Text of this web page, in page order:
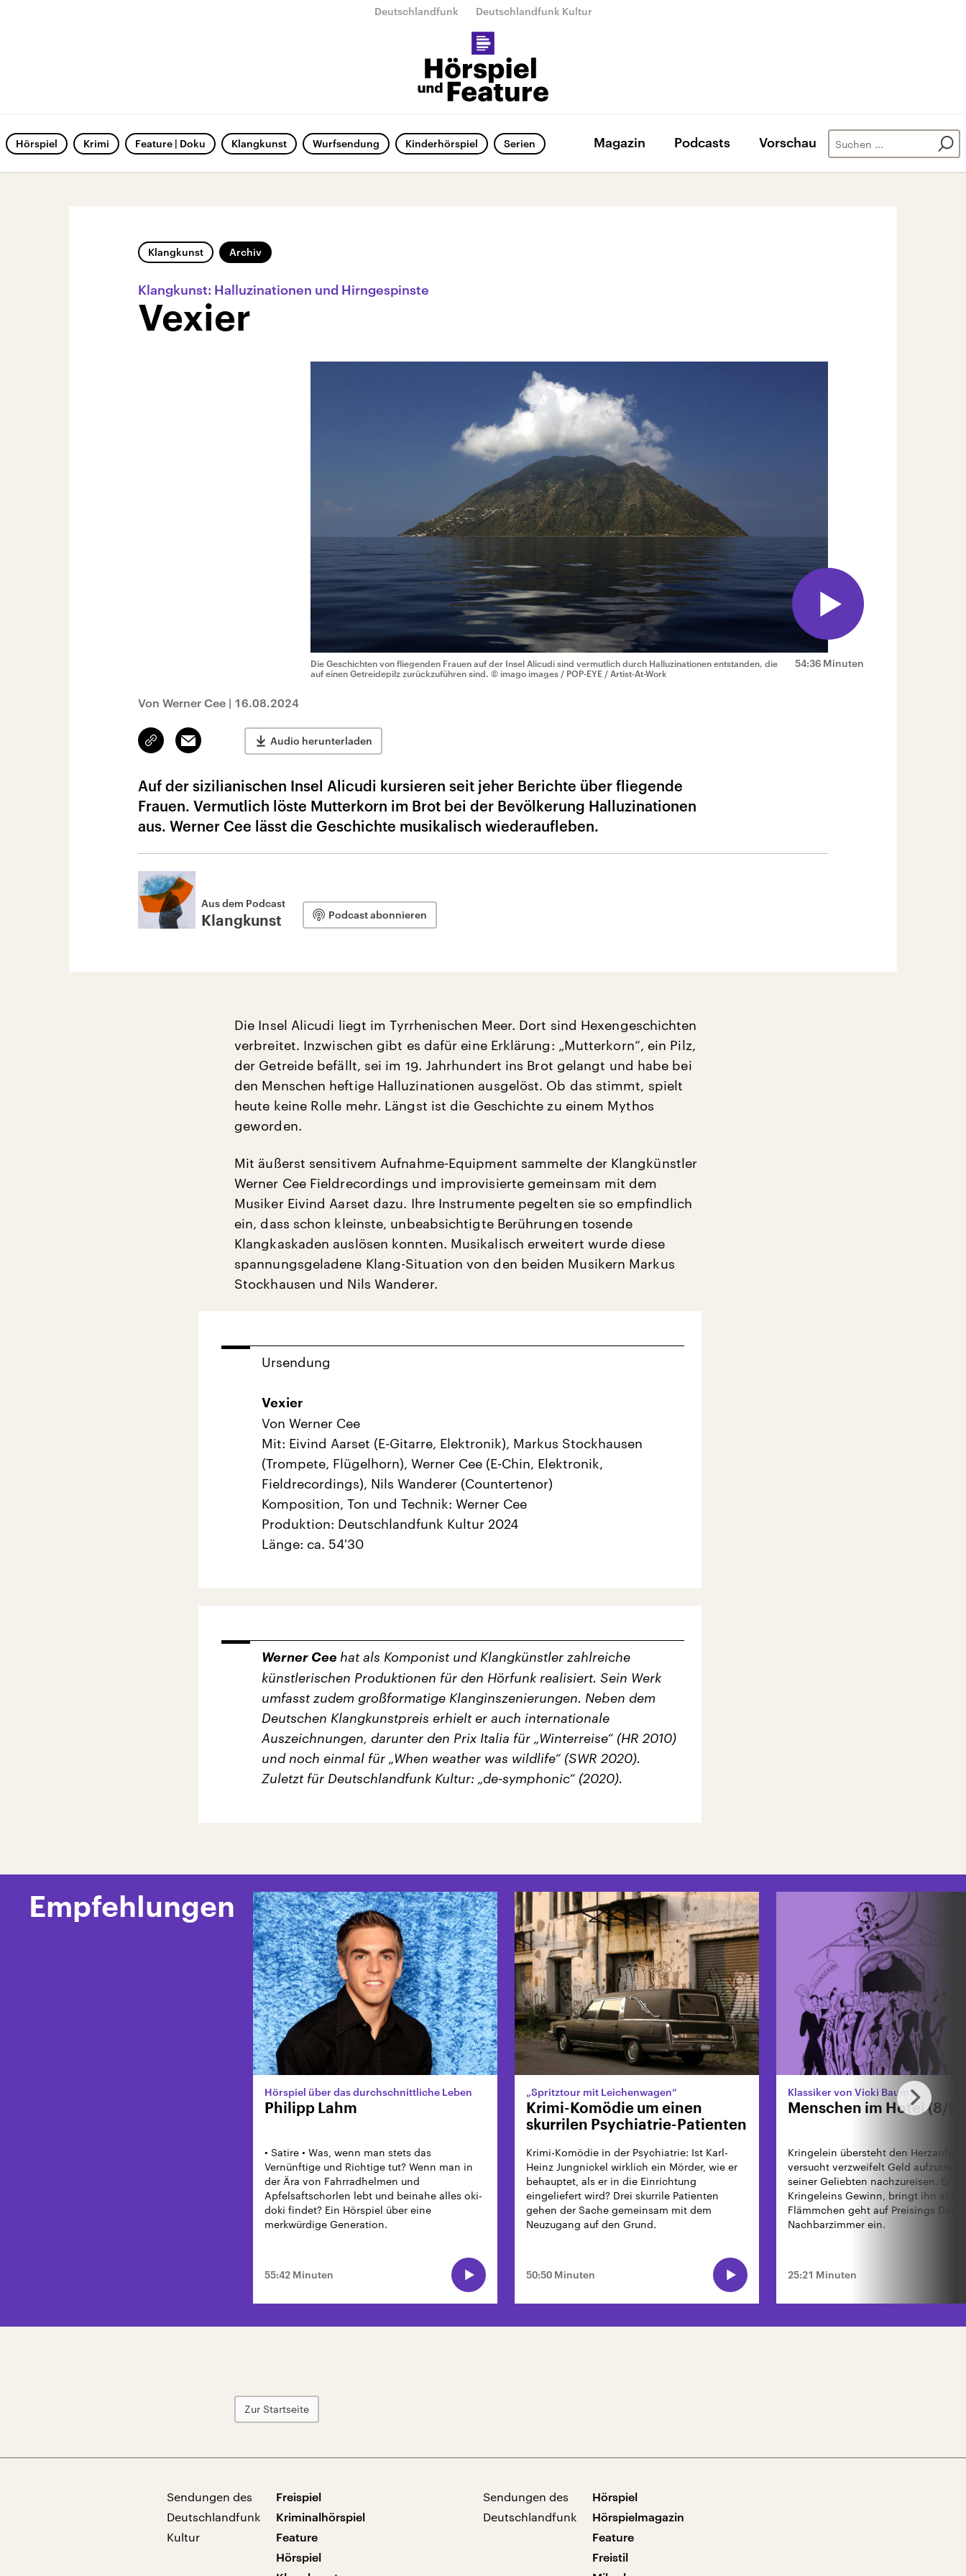
Deutschlandfunk Deutschlandfunk Kultur
Hörspiel Krimi Feature | Doku Klangkunst Wurfsendung Kinderhörspiel Serien Magazin Podcasts Vorschau
Klangkunst Archiv
Klangkunst: Halluzinationen und Hirngespinste
Vexier
54:36 Minuten
Die Geschichten von fliegenden Frauen auf der Insel Alicudi sind vermutlich durch Halluzinationen entstanden, die
auf einen Getreidepilz zurückzuführen sind. © imago images / POP-EYE / Artist-At-Work
Von Werner Cee | 16.08.2024
Link
kopieren/teilen
Email Audio herunterladen
Auf der sizilianischen Insel Alicudi kursieren seit jeher Berichte über fliegende
Frauen. Vermutlich löste Mutterkorn im Brot bei der Bevölkerung Halluzinationen
aus. Werner Cee lässt die Geschichte musikalisch wiederaufleben.
Aus dem Podcast
Klangkunst Podcast abonnieren
Die Insel Alicudi liegt im Tyrrhenischen Meer. Dort sind Hexengeschichten
verbreitet. Inzwischen gibt es dafür eine Erklärung: „Mutterkorn“, ein Pilz,
der Getreide befällt, sei im 19. Jahrhundert ins Brot gelangt und habe bei
den Menschen heftige Halluzinationen ausgelöst. Ob das stimmt, spielt
heute keine Rolle mehr. Längst ist die Geschichte zu einem Mythos
geworden.
Mit äußerst sensitivem Aufnahme-Equipment sammelte der Klangkünstler
Werner Cee Fieldrecordings und improvisierte gemeinsam mit dem
Musiker Eivind Aarset dazu. Ihre Instrumente pegelten sie so empfindlich
ein, dass schon kleinste, unbeabsichtigte Berührungen tosende
Klangkaskaden auslösen konnten. Musikalisch erweitert wurde diese
spannungsgeladene Klang-Situation von den beiden Musikern Markus
Stockhausen und Nils Wanderer.
Ursendung
Vexier
Von Werner Cee
Mit: Eivind Aarset (E-Gitarre, Elektronik), Markus Stockhausen
(Trompete, Flügelhorn), Werner Cee (E-Chin, Elektronik,
Fieldrecordings), Nils Wanderer (Countertenor)
Komposition, Ton und Technik: Werner Cee
Produktion: Deutschlandfunk Kultur 2024
Länge: ca. 54'30
Werner Cee hat als Komponist und Klangkünstler zahlreiche
künstlerischen Produktionen für den Hörfunk realisiert. Sein Werk
umfasst zudem großformatige Klanginszenierungen. Neben dem
Deutschen Klangkunstpreis erhielt er auch internationale
Auszeichnungen, darunter den Prix Italia für „Winterreise“ (HR 2010)
und noch einmal für „When weather was wildlife“ (SWR 2020).
Zuletzt für Deutschlandfunk Kultur: „de-symphonic“ (2020).
Empfehlungen
Hörspiel über das durchschnittliche Leben
Philipp Lahm
• Satire • Was, wenn man stets das
Vernünftige und Richtige tut? Wenn man in
der Ära von Fahrradhelmen und
Apfelsaftschorlen lebt und beinahe alles oki-
doki findet? Ein Hörspiel über eine
merkwürdige Generation.
55:42 Minuten
„Spritztour mit Leichenwagen“
Krimi-Komödie um einen
skurrilen Psychiatrie-Patienten
Krimi-Komödie in der Psychiatrie: Ist Karl-
Heinz Jungnickel wirklich ein Mörder, wie er
behauptet, als er in die Einrichtung
eingeliefert wird? Drei skurrile Patienten
gehen der Sache gemeinsam mit dem
Neuzugang auf den Grund.
50:50 Minuten
Klassiker von Vicki Baum
Menschen im Hotel (8/9)
Kringelein übersteht den Herzanfall.
versucht verzweifelt Geld
seiner Geliebten nachzureisen. Er
Kringeleins Gewinn, bringt ihn aber
Flämmchen geht auf Preisings Deal
Nachbarzimmer ein.
25:21 Minuten
Zur Startseite
Sendungen des
Deutschlandfunk
Kultur
Freispiel
Kriminalhörspiel
Feature
Hörspiel
Sendungen des
Deutschlandfunk
Hörspiel
Hörspielmagazin
Feature
Freistil